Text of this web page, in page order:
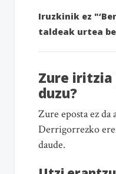
Iruzkinik ez
taldeak urtea
Zure
duzu?
Zure eposta ez da
Derrigorrezko
daude.